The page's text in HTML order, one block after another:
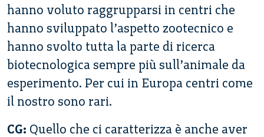
hanno voluto raggrupparsi in centri che
hanno sviluppato l’aspetto zootecnico e
hanno svolto tutta la parte di ricerca
biotecnologica sempre più sull’animale da
esperimento. Per cui in Europa centri come
il nostro sono rari.
CG: Quello che ci caratterizza è anche aver